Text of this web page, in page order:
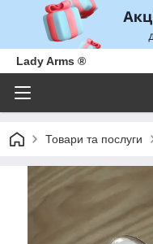
Lady Arms ®
Товари та послуги